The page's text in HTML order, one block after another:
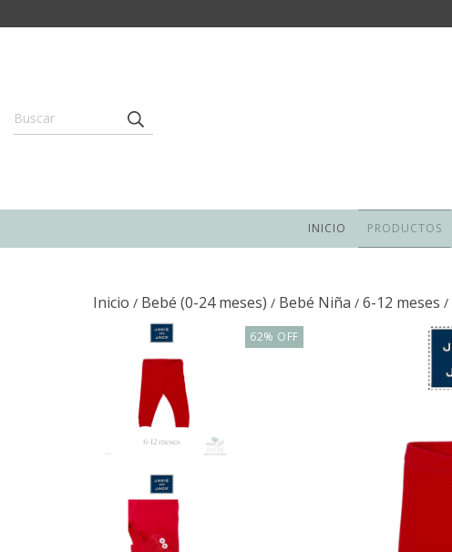
INICIO PRODUCTOS
Inicio / Bebé (0-24 meses) / Bebé Niña / 6-12 meses /
62% OFF